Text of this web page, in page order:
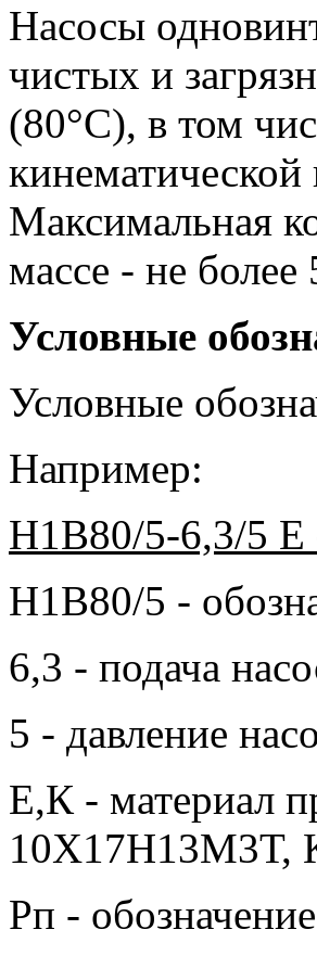
Насосы
чистых и
(80°С), в том
Максимальная
массе - не
Условные
Условные
Например:
Н1В80/5-6,3/5
Н1В80/5 -
6,3 - подача
5 - давление
Е,К - материал
10Х17Н13М3Т,
Рп -